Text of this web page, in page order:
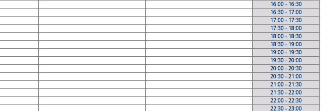
16:00 - 16:30
16:30 - 17:00
17:00 - 17:30
17:30 - 18:00
18:00 - 18:30
18:30 - 19:00
19:00 - 19:30
19:30 - 20:00
20:00 - 20:30
20:30 - 21:00
21:00 - 21:30
21:30 - 22:00
22:00 - 22:30
22:30 - 23:00